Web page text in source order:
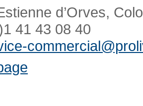
d’Orves,
41 43 08 40